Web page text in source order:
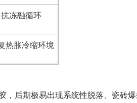
冻融循环
热胀冷缩环境
，后期极易出现系统性脱落、瓷砖